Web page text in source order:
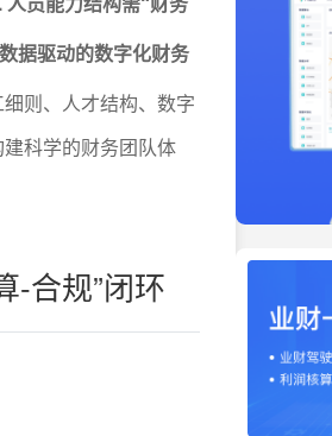
据驱动的数字化财务
则、人才结构、数字
科学的财务团队体
-合规”闭环